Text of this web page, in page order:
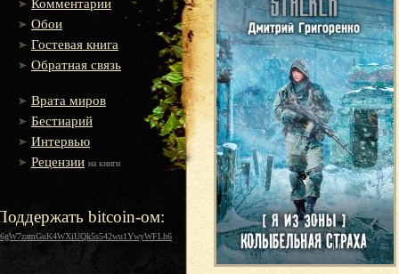
Комментарии
Обои
Гостевая книга
Обратная связь
Врата миров
Бестиарий
Интервью
Рецензии на книги
bitcoin-ом: